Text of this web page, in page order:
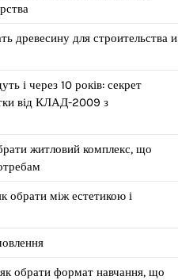
древесину для строительства и
і через 10 років: секрет
від КЛАД-2009 з
житловий комплекс, що
обрати між естетикою і
обрати формат навчання, що